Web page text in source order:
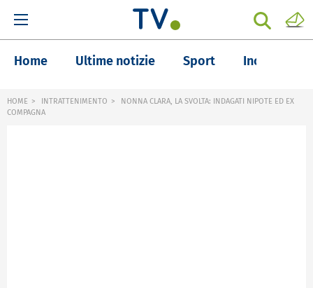
Home Ultime notizie Sport Inchieste
HOME INTRATTENIMENTO
NONNA CLARA, LA SVOLTA: INDAGATI NIPOTE ED EX
COMPAGNA